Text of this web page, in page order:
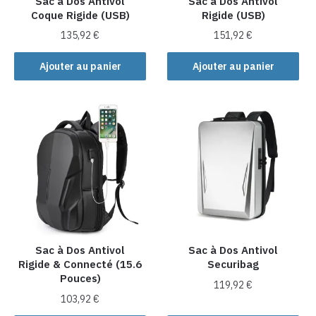
page
du
produit
du
produit
Coque Rigide (USB)
135,92€
Ajouter au panier
Rigide (USB)
151,92€
Ajouter au panier
Sac à Dos Antivol
Rigide & Connecté (15.6
Pouces)
103,92€
Sac à Dos Antivol
Securibag
119,92€